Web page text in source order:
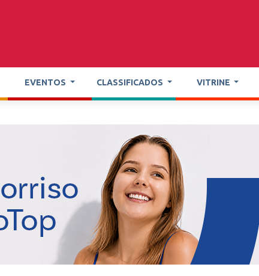
EVENTOS CLASSIFICADOS VITRINE